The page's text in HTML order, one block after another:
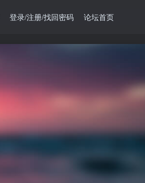
登录/注册/找回密码 论坛首页